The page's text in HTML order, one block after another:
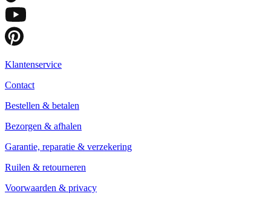
Klantenservice
Contact
Bestellen & betalen
Bezorgen & afhalen
Garantie, reparatie & verzekering
Ruilen & retourneren
Voorwaarden & privacy